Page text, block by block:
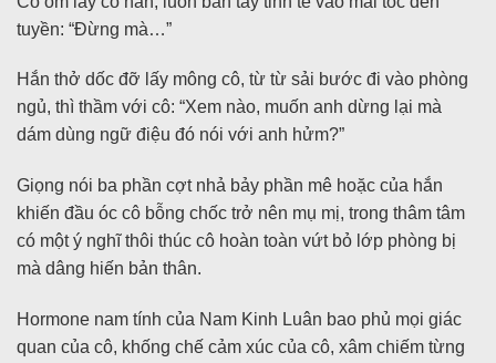
tuyền: “Đừng mà…”
Hắn thở dốc đỡ lấy mông cô, từ từ sải bước đi vào phòng
ngủ, thì thầm với cô: “Xem nào, muốn anh dừng lại mà
dám dùng ngữ điệu đó nói với anh hửm?”
Giọng nói ba phần cợt nhả bảy phần mê hoặc của hắn
khiến đầu óc cô bỗng chốc trở nên mụ mị, trong thâm tâm
có một ý nghĩ thôi thúc cô hoàn toàn vứt bỏ lớp phòng bị
mà dâng hiến bản thân.
Hormone nam tính của Nam Kinh Luân bao phủ mọi giác
quan của cô, khống chế cảm xúc của cô, xâm chiếm từng